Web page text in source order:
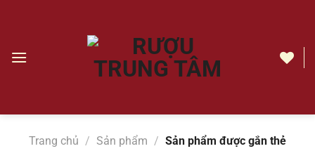
dungWyndham
Trang chủ / Sản phẩm / Sản phẩm được gắn thẻ